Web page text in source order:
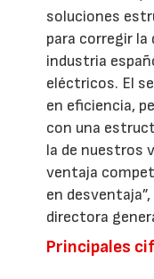
soluciones
para corregir
industria
eléctricos. El
en eficiencia,
con una
la de nuestros
ventaja
en
directora
Principales